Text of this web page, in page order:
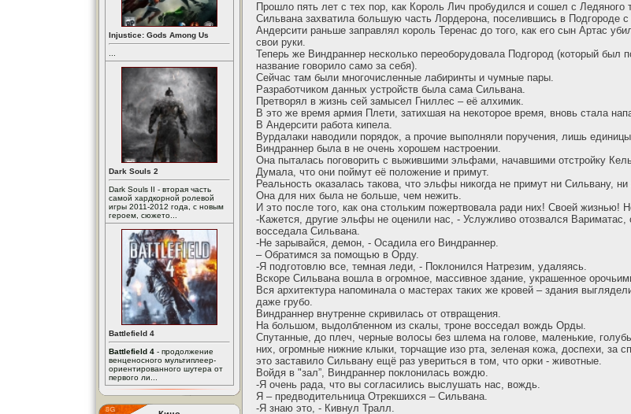
Injustice: Gods Among Us
Dark Souls 2
Dark Souls II - вторая часть
самой хардкорной ролевой
игры 2011-2012 года, с новым
героем, сюжето...
Battlefield 4
Battlefield 4 - продолжение
венценосного мультиплеер-
ориентированного шутера от
первого ли...
Прошло пять лет с тех пор, как Король Лич пробудился и сошел с Ледяного
Сильвана захватила большую часть Лордерона, поселившись в Подгороде
Андерсити раньше заправлял король Теренас до того, как его сын Артас
свои руки.
Теперь же Виндраннер несколько переоборудовала Подгород (который был
название говорило само за себя).
Сейчас там были многочисленные лабиринты и чумные пары.
Разработчиком данных устройств была сама Сильвана.
Претворял в жизнь сей замысел Гниллес – её алхимик.
В это же время армия Плети, затихшая на некоторое время, вновь стала
В Андерсити работа кипела.
Вурдалаки наводили порядок, а прочие выполняли поручения, лишь
Виндраннер была в не очень хорошем настроении.
Она пыталась поговорить с выжившими эльфами, начавшими отстройку
Думала, что они поймут её положение и примут.
Реальность оказалась такова, что эльфы никогда не примут ни Сильвану, ни
Она для них была не больше, чем нежить.
И это после того, как она стольким пожертвовала ради них! Своей жизнью!
-Кажется, другие эльфы не оценили нас, - Услужливо отозвался Вариматас,
восседала Сильвана.
-Не зарывайся, демон, - Осадила его Виндраннер.
– Обратимся за помощью в Орду.
-Я подготовлю все, темная леди, - Поклонился Натрезим, удаляясь.
Вскоре Сильвана вошла в огромное, массивное здание, украшенное
Вся архитектура напоминала о мастерах таких же кровей – здания
даже грубо.
Виндраннер внутренне скривилась от отвращения.
На большом, выдолбленном из скалы, троне восседал вождь Орды.
Спутанные, до плеч, черные волосы без шлема на голове, маленькие,
них, огромные нижние клыки, торчащие изо рта, зеленая кожа, доспехи, за
это заставило Сильвану ещё раз увериться в том, что орки - животные.
Войдя в "зал”, Виндраннер поклонилась вождю.
-Я очень рада, что вы согласились выслушать нас, вождь.
Я – предводительница Отрекшихся – Сильвана.
-Я знаю это, - Кивнул Тралл.